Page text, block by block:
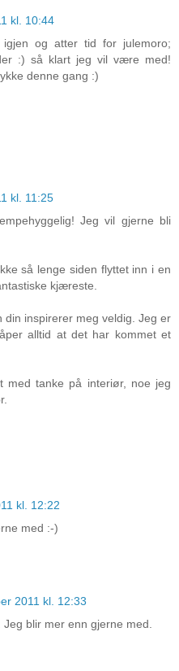
kl. 10:44
og atter tid for julemoro;
:) så klart jeg vil være med!
denne gang :)
kl. 11:25
Jeg vil gjerne bli
så lenge siden flyttet inn i en
kjæreste.
din inspirerer meg veldig. Jeg er
alltid at det har kommet et
med tanke på interiør, noe jeg
kl. 12:22
med :-)
2011 kl. 12:33
blir mer enn gjerne med.